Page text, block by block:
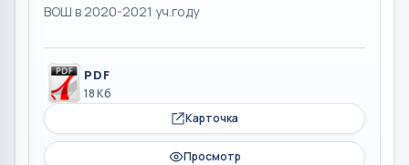
ВОШ в 2020-2021 уч.году
PDF
18 Кб
Карточка
Просмотр